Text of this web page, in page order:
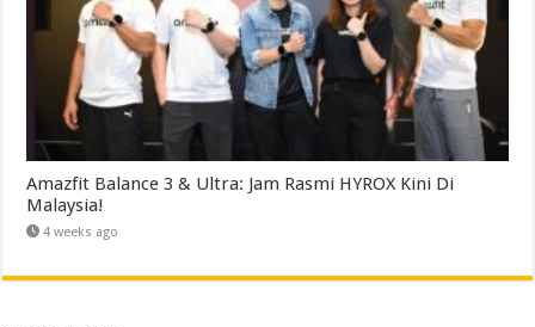
Amazfit Balance 3 & Ultra: Jam Rasmi HYROX Kini Di
Malaysia!
4 weeks ago